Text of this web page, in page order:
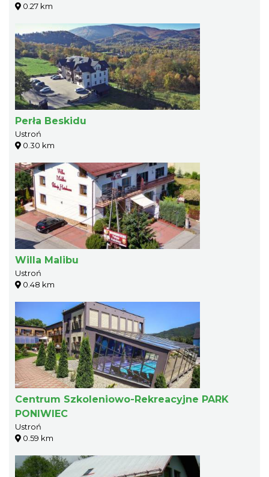
0.27 km
Perła Beskidu
Ustroń
0.30 km
Willa Malibu
Ustroń
0.48 km
Centrum Szkoleniowo-Rekreacyjne PARK
PONIWIEC
Ustroń
0.59 km